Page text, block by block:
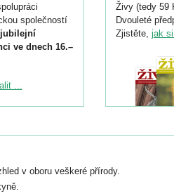
společností
jubilejní
ve dnech 16.–
6. září.
nebo
...
Živy (tedy 59
Dvouleté
Zjistěte, jak
v oboru veškeré přírody.